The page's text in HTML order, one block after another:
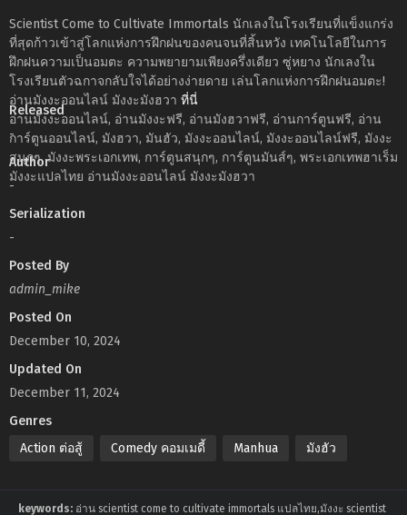
Scientist Come to Cultivate Immortals นักเลงในโรงเรียนที่แข็งแกร่ง
ที่สุดก้าวเข้าสู่โลกแห่งการฝึกฝนของคนจนที่สิ้นหวัง เทคโนโลยีในการ
ฝึกฝนความเป็นอมตะ ความพยายามเพียงครึ่งเดียว ซู่หยาง นักเลงใน
โรงเรียนตัวฉกาจกลับใจได้อย่างง่ายดาย เล่นโลกแห่งการฝึกฝนอมตะ!
อ่านมังงะออนไลน์ มังงะมังฮวา ที่นี่
อ่านมังงะออนไลน์, อ่านมังงะฟรี, อ่านมังฮวาฟรี, อ่านการ์ตูนฟรี, อ่าน
การ์ตูนออนไลน์, มังฮวา, มันฮัว, มังงะออนไลน์, มังงะออนไลน์ฟรี, มังงะ
สนุกๆ, มังงะพระเอกเทพ, การ์ตูนสนุกๆ, การ์ตูนมันส์ๆ, พระเอกเทพฮาเร็ม
มังงะแปลไทย อ่านมังงะออนไลน์ มังงะมังฮวา
Released
-
Author
-
Serialization
-
Posted By
admin_mike
Posted On
December 10, 2024
Updated On
December 11, 2024
Genres
Action ต่อสู้
Comedy คอมเมดี้ Manhua มังฮัว
keywords: อ่าน scientist come to cultivate immortals แปลไทย,มังงะ scientist